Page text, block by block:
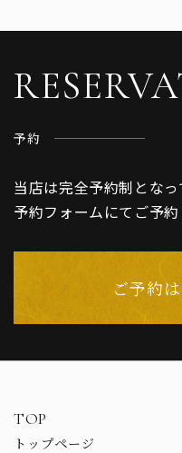
予約
当店は完全予約制となっ
予約フォームにてご予約
ご予約
TOP
トップページ